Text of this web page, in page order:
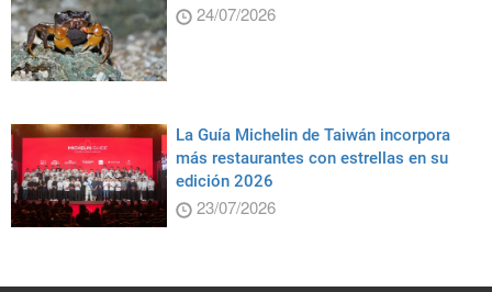
24/07/2026
La Guía Michelin de Taiwán incorpora
más restaurantes con estrellas en su
edición 2026
23/07/2026